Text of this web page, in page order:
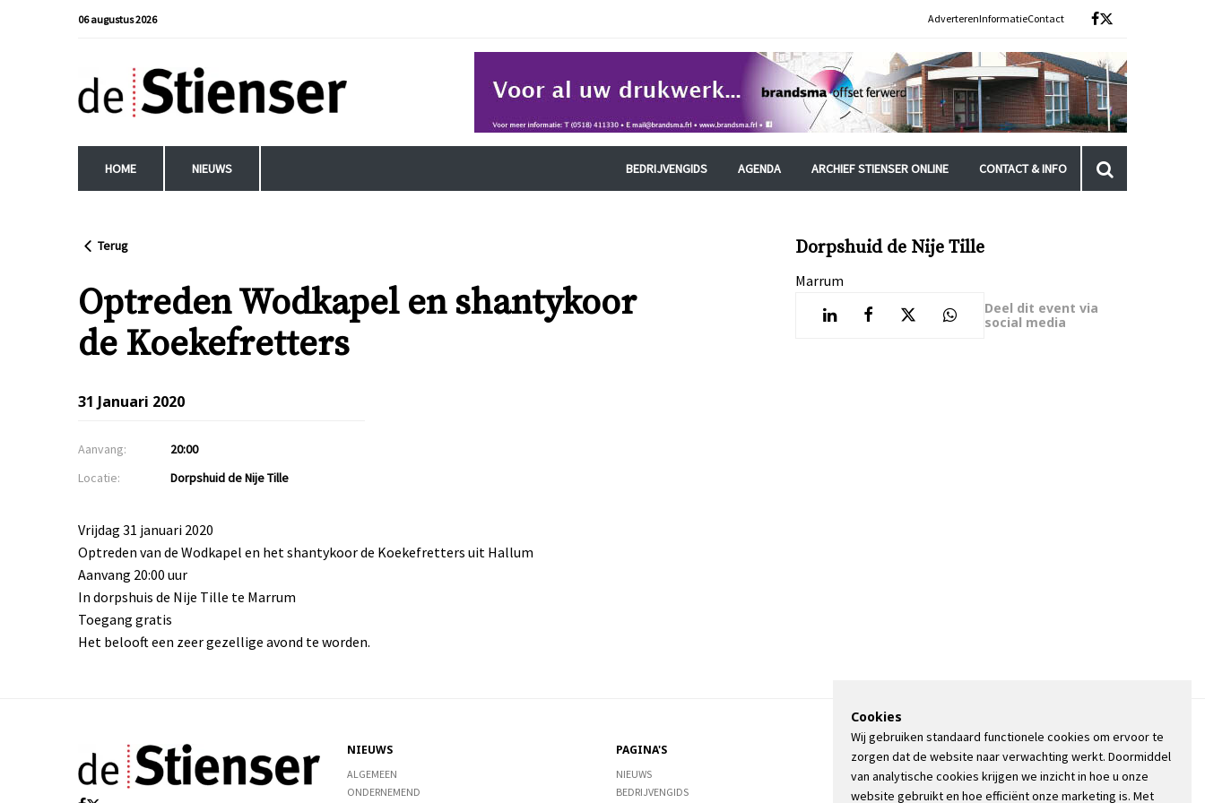
06 augustus 2026 AdverterenInformatieContact
HOME NIEUWS BEDRIJVENGIDS AGENDA ARCHIEF STIENSER ONLINE CONTACT & INFO
Terug
Optreden Wodkapel en shantykoor
de Koekefretters
31 Januari 2020
Aanvang:
20:00
Locatie:
Dorpshuid de Nije Tille
Vrijdag 31 januari 2020
Optreden van de Wodkapel en het shantykoor de Koekefretters uit Hallum
Aanvang 20:00 uur
In dorpshuis de Nije Tille te Marrum
Toegang gratis
Het belooft een zeer gezellige avond te worden.
Dorpshuid de Nije Tille
Marrum
Deel dit event via
social media
NIEUWS
ALGEMEEN
ONDERNEMEND
PAGINA'S
NIEUWS
BEDRIJVENGIDS
OVER DE STIENSER
CONTACT
ADVERTEREN
Cookies
Wij gebruiken standaard functionele cookies om ervoor te
zorgen dat de website naar verwachting werkt. Doormiddel
van analytische cookies krijgen we inzicht in hoe u onze
website gebruikt en hoe efficiënt onze marketing is. Met